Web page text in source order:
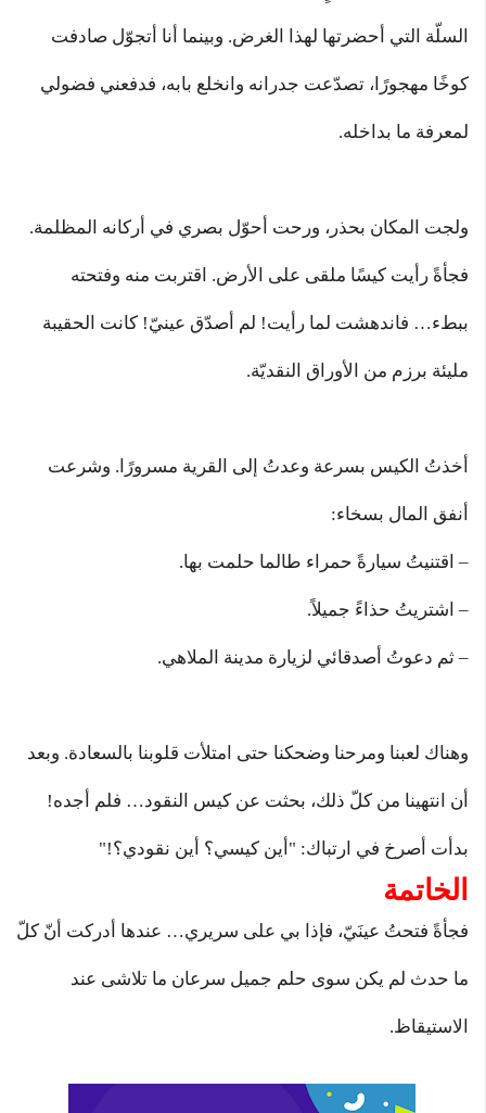
السلّة التي أحضرتها لهذا الغرض. وبينما أنا أتجوّل صادفت
كوخًا مهجورًا، تصدّعت جدرانه وانخلع بابه، فدفعني فضولي
لمعرفة ما بداخله.
ولجت المكان بحذر، ورحت أحوّل بصري في أركانه المظلمة.
فجأةً رأيت كيسًا ملقى على الأرض. اقتربت منه وفتحته
ببطء… فاندهشت لما رأيت! لم أصدّق عينيّ! كانت الحقيبة
مليئة برزم من الأوراق النقديّة.
أخذتُ الكيس بسرعة وعدتُ إلى القرية مسرورًا. وشرعت
أنفق المال بسخاء:
– اقتنيتُ سيارةً حمراء طالما حلمت بها.
– اشتريتُ حذاءً جميلاً.
– ثم دعوتُ أصدقائي لزيارة مدينة الملاهي.
وهناك لعبنا ومرحنا وضحكنا حتى امتلأت قلوبنا بالسعادة. وبعد
أن انتهينا من كلّ ذلك، بحثت عن كيس النقود… فلم أجده!
بدأت أصرخ في ارتباك: "أين كيسي؟ أين نقودي؟!"
الخاتمة
فجأةً فتحتُ عينَيّ، فإذا بي على سريري… عندها أدركت أنّ كلّ
ما حدث لم يكن سوى حلم جميل سرعان ما تلاشى عند
الاستيقاظ.